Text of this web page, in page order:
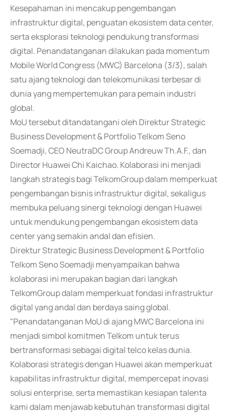
Kesepahaman ini mencakup pengembangan
infrastruktur digital, penguatan ekosistem data center,
serta eksplorasi teknologi pendukung transformasi
digital. Penandatanganan dilakukan pada momentum
Mobile World Congress (MWC) Barcelona (3/3), salah
satu ajang teknologi dan telekomunikasi terbesar di
dunia yang mempertemukan para pemain industri
global.
MoU tersebut ditandatangani oleh Direktur Strategic
Business Development & Portfolio Telkom Seno
Soemadji, CEO NeutraDC Group Andreuw Th.A.F., dan
Director Huawei Chi Kaichao. Kolaborasi ini menjadi
langkah strategis bagi TelkomGroup dalam memperkuat
pengembangan bisnis infrastruktur digital, sekaligus
membuka peluang sinergi teknologi dengan Huawei
untuk mendukung pengembangan ekosistem data
center yang semakin andal dan efisien.
Direktur Strategic Business Development & Portfolio
Telkom Seno Soemadji menyampaikan bahwa
kolaborasi ini merupakan bagian dari langkah
TelkomGroup dalam memperkuat fondasi infrastruktur
digital yang andal dan berdaya saing global.
"Penandatanganan MoU di ajang MWC Barcelona ini
menjadi simbol komitmen Telkom untuk terus
bertransformasi sebagai digital telco kelas dunia.
Kolaborasi strategis dengan Huawei akan memperkuat
kapabilitas infrastruktur digital, mempercepat inovasi
solusi enterprise, serta memastikan kesiapan talenta
kami dalam menjawab kebutuhan transformasi digital